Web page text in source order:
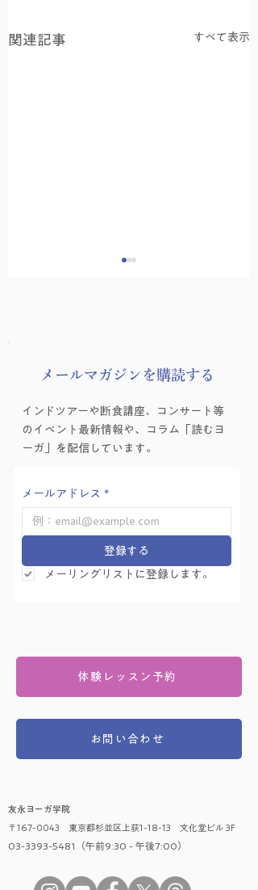
関連記事 すべて表示
わたしを知って、どこ
へ行こう？
​メールマガジンを購読する
インドツアーや断食講座、コンサート等
のイベント最新情報や、コラム「読むヨ
ーガ」を配信しています。
メールアドレス *
登録する
メーリングリストに登録します。
体験レッスン予約
お問い合わせ
友永ヨーガ学院
〒167-0043 東京都杉並区上荻1-18-13 文化堂ビル 3F
03-3393-5481（午前9:30 - 午後7:00）